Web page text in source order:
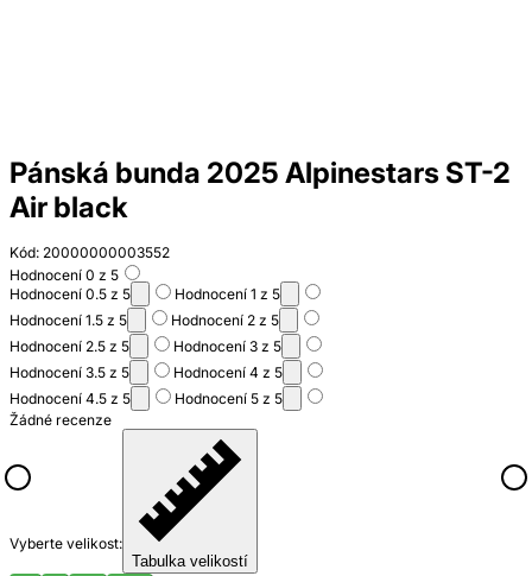
Pánská bunda 2025 Alpinestars ST-2
Air black
Kód: 20000000003552
Hodnocení 0 z 5
Hodnocení 0.5 z 5
Hodnocení 1 z 5
Hodnocení 1.5 z 5
Hodnocení 2 z 5
Hodnocení 2.5 z 5
Hodnocení 3 z 5
Hodnocení 3.5 z 5
Hodnocení 4 z 5
Hodnocení 4.5 z 5
Hodnocení 5 z 5
Žádné recenze
Vyberte velikost:
Tabulka velikostí